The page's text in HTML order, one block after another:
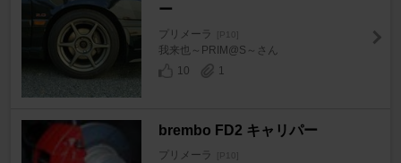
ー
プリメーラ [P10]
我来也～PRIM@S～さん
10
1
brembo FD2 キャリパー
プリメーラ [P10]